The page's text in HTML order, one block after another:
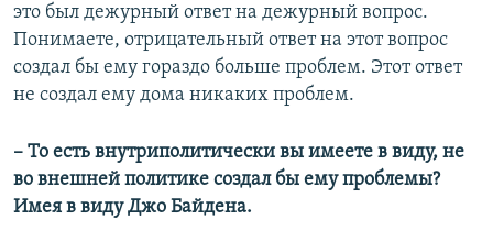
это был дежурный ответ на дежурный вопрос.
Понимаете, отрицательный ответ на этот вопрос
создал бы ему гораздо больше проблем. Этот ответ
не создал ему дома никаких проблем.
– То есть внутриполитически вы имеете в виду, не
во внешней политике создал бы ему проблемы?
Имея в виду Джо Байдена.